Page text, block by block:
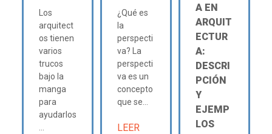
Los
arquitect
os tienen
varios
trucos
bajo la
manga
para
ayudarlos
¿Qué es
la
perspecti
va? La
perspecti
va es un
concepto
que se...
LEER
A EN
ARQUIT
ECTUR
A:
DESCRI
PCIÓN
Y
EJEMP
LOS